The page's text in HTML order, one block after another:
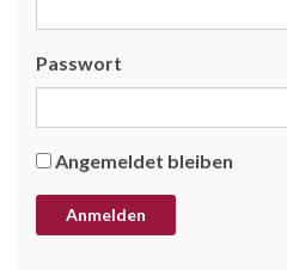
Passwort
Angemeldet bleiben